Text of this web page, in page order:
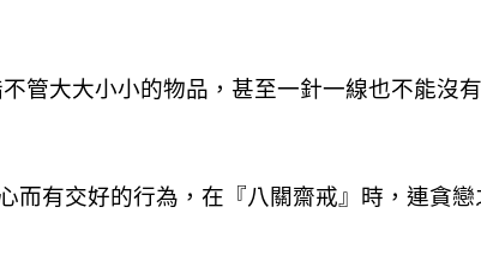
管大大小小的物品，甚至一針一線也不能沒
而有交好的行為，在『八關齋戒』時，連貪戀